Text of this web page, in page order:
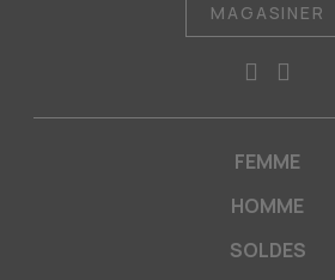
MAGASINER
FEMME
HOMME
SOLDES